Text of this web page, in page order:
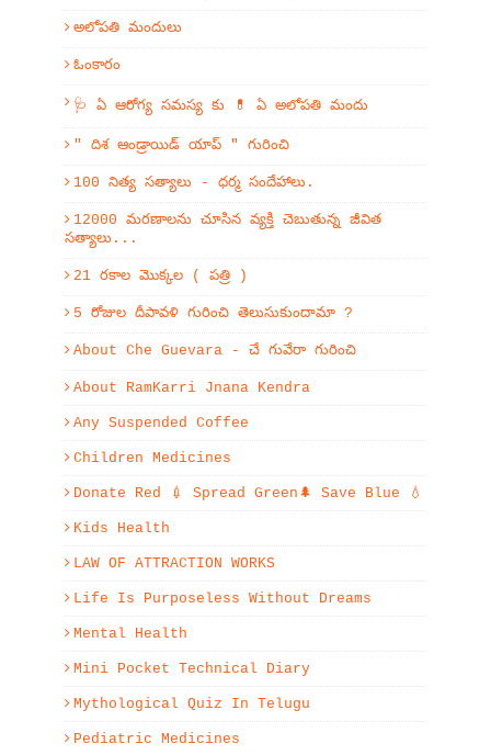
అలోపతి మందులు
ఓంకారం
🩺 ఏ ఆరోగ్య సమస్య కు 💊 ఏ అలోపతి మందు
" దిశ ఆండ్రాయిడ్ యాప్ " గురించి
100 నిత్య సత్యాలు - ధర్మ సందేహాలు.
12000 మరణాలను చూసిన వ్యక్తి చెబుతున్న జీవిత
సత్యాలు...
21 రకాల మొక్కల ( పత్రి )
5 రోజుల దీపావళి గురించి తెలుసుకుందామా ?
About Che Guevara - చే గువేరా గురించి
About RamKarri Jnana Kendra
Any Suspended Coffee
Children Medicines
Donate Red 💉 Spread Green🌲 Save Blue 💧
Kids Health
LAW OF ATTRACTION WORKS
Life Is Purposeless Without Dreams
Mental Health
Mini Pocket Technical Diary
Mythological Quiz In Telugu
Pediatric Medicines